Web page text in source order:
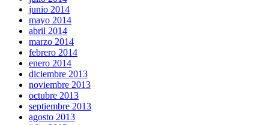
junio 2014
mayo 2014
abril 2014
marzo 2014
febrero 2014
enero 2014
diciembre 2013
noviembre 2013
octubre 2013
septiembre 2013
agosto 2013